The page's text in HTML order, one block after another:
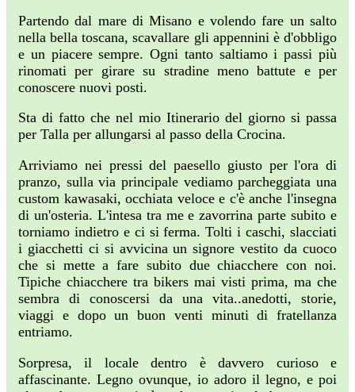
Partendo dal mare di Misano e volendo fare un salto
nella bella toscana, scavallare gli appennini è d'obbligo
e un piacere sempre. Ogni tanto saltiamo i passi più
rinomati per girare su stradine meno battute e per
conoscere nuovi posti.
Sta di fatto che nel mio Itinerario del giorno si passa
per Talla per allungarsi al passo della Crocina.
Arriviamo nei pressi del paesello giusto per l'ora di
pranzo, sulla via principale vediamo parcheggiata una
custom kawasaki, occhiata veloce e c'è anche l'insegna
di un'osteria. L'intesa tra me e zavorrina parte subito e
torniamo indietro e ci si ferma. Tolti i caschi, slacciati
i giacchetti ci si avvicina un signore vestito da cuoco
che si mette a fare subito due chiacchere con noi.
Tipiche chiacchere tra bikers mai visti prima, ma che
sembra di conoscersi da una vita..anedotti, storie,
viaggi e dopo un buon venti minuti di fratellanza
entriamo.
Sorpresa, il locale dentro è davvero curioso e
affascinante. Legno ovunque, io adoro il legno, e poi